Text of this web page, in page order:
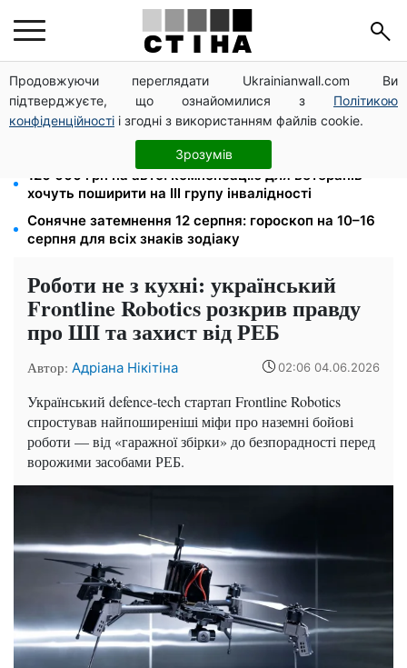
Продовжуючи переглядати Ukrainianwall.com Ви
підтверджуєте, що ознайомилися з Політикою
конфіденційності і згодні з використанням файлів cookie.
Зрозумів
Зарплата 30 000 грн — пенсія 11 500 грн: ПФУ
пояснив формулу розрахунку виплат у 2026 році
Бензин від 77,90 грн, дизель до 97,90: ціни на
пальне на АЗС 8 серпня не змінилися
120 000 грн на авто: компенсацію для ветеранів
хочуть поширити на III групу інвалідності
Сонячне затемнення 12 серпня: гороскоп на 10–16
серпня для всіх знаків зодіаку
Роботи не з кухні: український
Frontline Robotics розкрив правду
про ШІ та захист від РЕБ
Автор: Адріана Нікітіна 02:06 04.06.2026
Український defence-tech стартап Frontline Robotics
спростував найпоширеніші міфи про наземні бойові
роботи — від «гаражної збірки» до безпорадності перед
ворожими засобами РЕБ.